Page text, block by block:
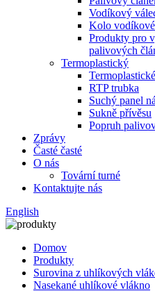
Vodíkový
Kolo
Produkty pro
palivových
Termoplastický
RTP trubka
Suchý panel
Sukně přívěsu
Popruh
Zprávy
Časté časté
O nás
Tovární turné
Kontaktujte nás
English
Domov
Produkty
Surovina z uhlíkových
Nasekané uhlíkové vlákno